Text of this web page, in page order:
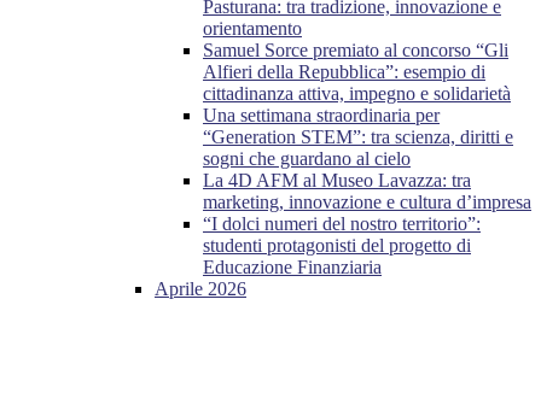
Pasturana: tra tradizione, innovazione e
orientamento
Samuel Sorce premiato al concorso “Gli
Alfieri della Repubblica”: esempio di
cittadinanza attiva, impegno e solidarietà
Una settimana straordinaria per
“Generation STEM”: tra scienza, diritti e
sogni che guardano al cielo
La 4D AFM al Museo Lavazza: tra
marketing, innovazione e cultura d’impresa
“I dolci numeri del nostro territorio”:
studenti protagonisti del progetto di
Educazione Finanziaria
Aprile 2026